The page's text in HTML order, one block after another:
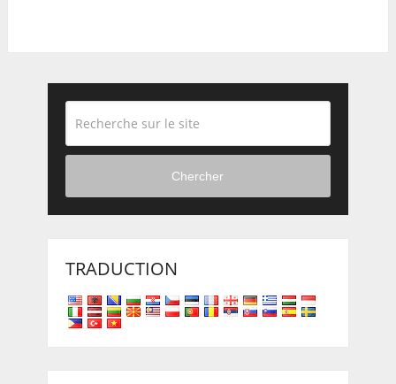
Chercher
TRADUCTION